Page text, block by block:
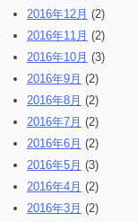
2016年12月 (2)
2016年11月 (2)
2016年10月 (3)
2016年9月 (2)
2016年8月 (2)
2016年7月 (2)
2016年6月 (2)
2016年5月 (3)
2016年4月 (2)
2016年3月 (2)